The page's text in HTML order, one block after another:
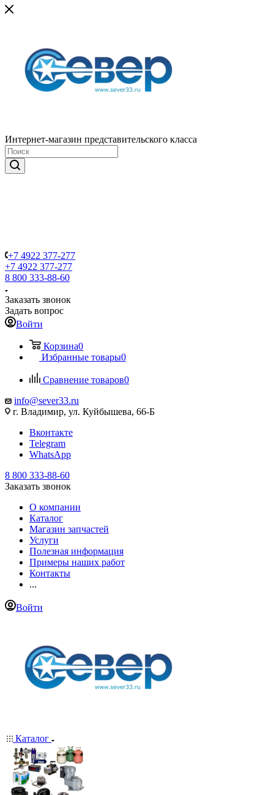
Интернет-магазин представительского класса
+7 4922 377-277
+7 4922 377-277
8 800 333-88-60
Заказать звонок
Задать вопрос
Войти
Корзина0
Избранные товары0
Сравнение товаров0
info@sever33.ru
г. Владимир, ул. Куйбышева, 66-Б
Вконтакте
Telegram
WhatsApp
8 800 333-88-60
Заказать звонок
О компании
Каталог
Магазин запчастей
Услуги
Полезная информация
Примеры наших работ
Контакты
...
Войти
Каталог